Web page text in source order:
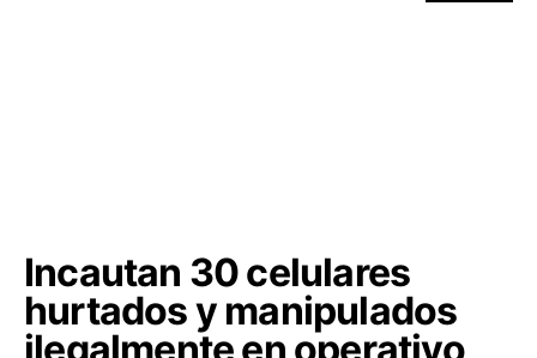
Incautan 30 celulares
hurtados y manipulados